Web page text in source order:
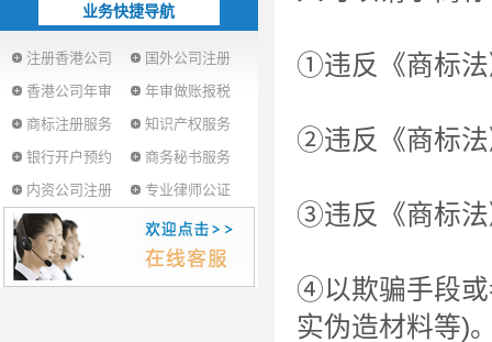
业务快捷导航
注册香港公司
国外公司注册
香港公司年审
年审做账报税
商标注册服务
知识产权服务
银行开户预约
商务秘书服务
内资公司注册
专业律师公证
①违反《商标法
②违反《商标法
③违反《商标法
④以欺骗手段或
实伪造材料等)